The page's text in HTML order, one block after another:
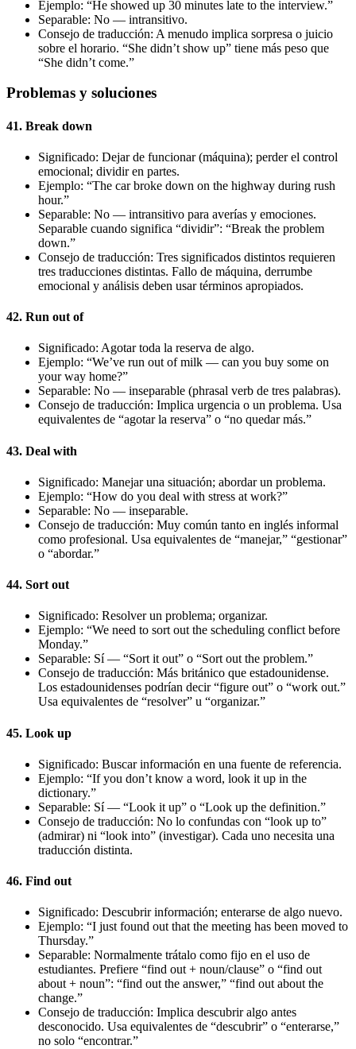
Ejemplo: “He showed up 30 minutes late to the interview.”
Separable: No — intransitivo.
Consejo de traducción: A menudo implica sorpresa o juicio
sobre el horario. “She didn’t show up” tiene más peso que
“She didn’t come.”
Problemas y soluciones
41. Break down
Significado: Dejar de funcionar (máquina); perder el control
emocional; dividir en partes.
Ejemplo: “The car broke down on the highway during rush
hour.”
Separable: No — intransitivo para averías y emociones.
Separable cuando significa “dividir”: “Break the problem
down.”
Consejo de traducción: Tres significados distintos requieren
tres traducciones distintas. Fallo de máquina, derrumbe
emocional y análisis deben usar términos apropiados.
42. Run out of
Significado: Agotar toda la reserva de algo.
Ejemplo: “We’ve run out of milk — can you buy some on
your way home?”
Separable: No — inseparable (phrasal verb de tres palabras).
Consejo de traducción: Implica urgencia o un problema. Usa
equivalentes de “agotar la reserva” o “no quedar más.”
43. Deal with
Significado: Manejar una situación; abordar un problema.
Ejemplo: “How do you deal with stress at work?”
Separable: No — inseparable.
Consejo de traducción: Muy común tanto en inglés informal
como profesional. Usa equivalentes de “manejar,” “gestionar”
o “abordar.”
44. Sort out
Significado: Resolver un problema; organizar.
Ejemplo: “We need to sort out the scheduling conflict before
Monday.”
Separable: Sí — “Sort it out” o “Sort out the problem.”
Consejo de traducción: Más británico que estadounidense.
Los estadounidenses podrían decir “figure out” o “work out.”
Usa equivalentes de “resolver” u “organizar.”
45. Look up
Significado: Buscar información en una fuente de referencia.
Ejemplo: “If you don’t know a word, look it up in the
dictionary.”
Separable: Sí — “Look it up” o “Look up the definition.”
Consejo de traducción: No lo confundas con “look up to”
(admirar) ni “look into” (investigar). Cada uno necesita una
traducción distinta.
46. Find out
Significado: Descubrir información; enterarse de algo nuevo.
Ejemplo: “I just found out that the meeting has been moved to
Thursday.”
Separable: Normalmente trátalo como fijo en el uso de
estudiantes. Prefiere “find out + noun/clause” o “find out
about + noun”: “find out the answer,” “find out about the
change.”
Consejo de traducción: Implica descubrir algo antes
desconocido. Usa equivalentes de “descubrir” o “enterarse,”
no solo “encontrar.”